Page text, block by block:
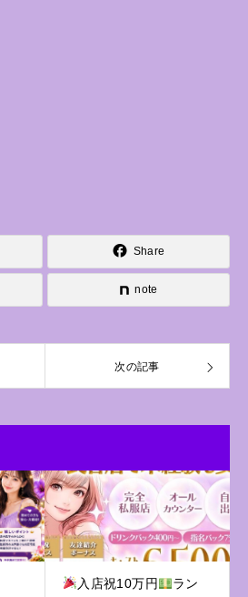
Share
note
次の記事
入店祝10万円
ラン